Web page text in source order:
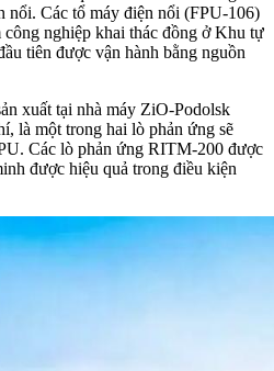
nổi. Các tổ máy điện nổi (FPU-106)
công nghiệp khai thác đồng ở Khu tự
tiên được vận hành bằng nguồn
xuất tại nhà máy ZiO-Podolsk
là một trong hai lò phản ứng sẽ
Các lò phản ứng RITM-200 được
được hiệu quả trong điều kiện